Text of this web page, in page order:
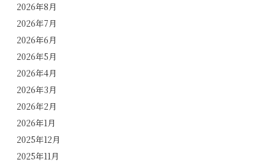
2026年8月
2026年7月
2026年6月
2026年5月
2026年4月
2026年3月
2026年2月
2026年1月
2025年12月
2025年11月